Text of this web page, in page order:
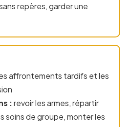
repères, garder une
affrontements tardifs et les
:revoir les armes, répartir
soins de groupe, monter les